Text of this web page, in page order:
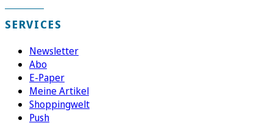
SERVICES
Newsletter
Abo
E-Paper
Meine Artikel
Shoppingwelt
Push